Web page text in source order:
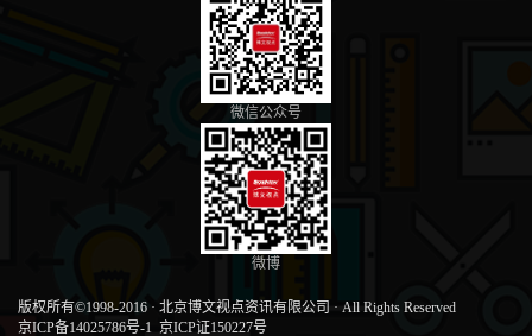
微信公众号
微博
版权所有©1998-2016 · 北京博文视点资讯有限公司 · All Rights Reserved
京ICP备14025786号-1 京ICP证150227号